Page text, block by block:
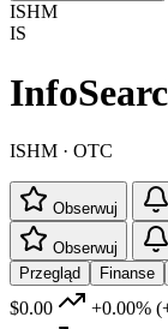
ISHM
IS
ISHM · OTC
Obserwuj
Obserwuj
Przegląd
Finanse
$0.00 +0.00%